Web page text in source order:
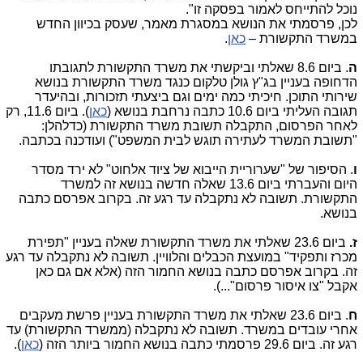
נוכל להתייחס לאמור בפסקה זו".
לכן, פרסמתי את הנושא במסגרת מאמר, שעסק בכיוון החדש
במשרד התקשורת – כאן.
ה
. ביום 8.6 שאלתי וביקשתי את משרד התקשורת לתגובתו
הדחופה בעניין בג"ץ גולן טלקום כנגד משרד התקשורת בנושא
שירותי התוכן. חיכיתי כמה ימים וגם ביצעתי תזכורות, ובהיעדר
תגובה העליתי ביום 10.6 כתבה נרחבת בנושא (
כאן
). ביום 11.6, רק
לאחר הפרסום, התקבלה תשובת משרד התקשורת (כדלהלן:
"תשובת המשרד לעתירה תוגש לבית המשפט(" ועודכנה בכתבה.
ו. הסיפור של "שערוריית הייבוא של ציוד אלחוט" לא ירד מסדר
היום והעברתי ביום 13.6 שאלה חדשה בנושא זה למשרד
התקשורת. תשובה לא נתקבלה עד רגע זה. בקרוב אפרסם כתבה
בנושא.
ז.
ביום 23.6 שאלתי את משרד התקשורת שאלה בעניין "תפירת
מכרז ותפקיד" במועצת הכבלים והלוויין. תשובה לא נתקבלה עד רגע
זה. בקרוב אפרסם כתבה בנושא החמור הזה (אלא אם גם כאן
אקבל "צו איסור פרסום"...).
ח
. ביום 23.6 שאלתי את משרד התקשורת בעניין פרשת מעקבים
אחרי עובדים במשרד. תשובה לא נתקבלה (ממשרד התקשורת) עד
רגע זה. ביום 29.6 פרסמתי כתבה בנושא החמור ביותר הזה (
כאן).